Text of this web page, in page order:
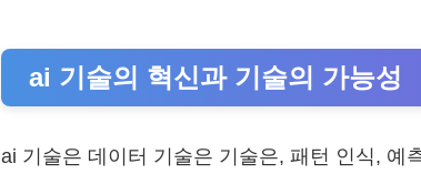
ai 기술의 혁신과 기술의 가능성
ai 기술은 데이터 기술은 기술은, 패턴 인식, 예